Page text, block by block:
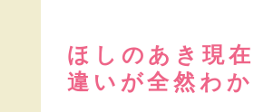
ほしのあき現
違いが全然わ